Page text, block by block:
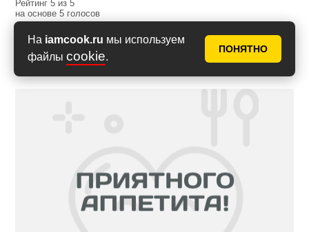
На iamcook.ru мы используем
файлы cookie.
ПОНЯТНО
Рейтинг5 из5
на основе5 голосов